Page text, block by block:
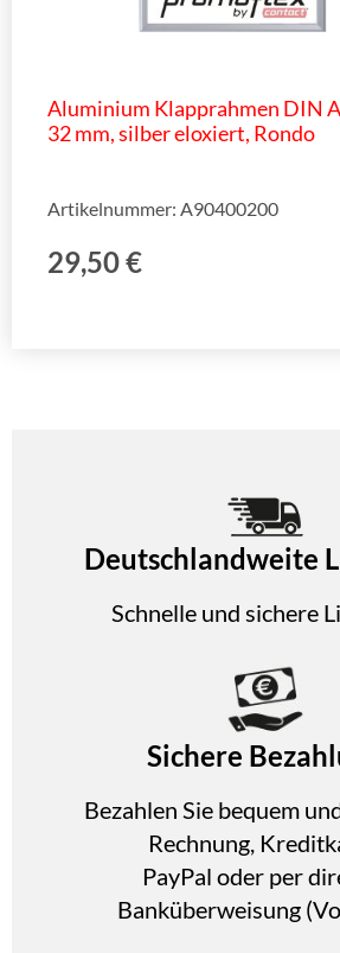
Aluminium Klapprahmen DIN
32 mm, silber eloxiert, Rondo
29,50€
Artikelnummer: A90400200
Deutschlandweite
Schnelle und sichere
Sichere
Bezahlen Sie bequem
Rechnung,
PayPal oder per
Banküberweisung